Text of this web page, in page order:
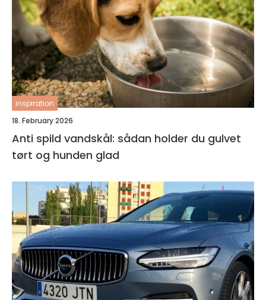
inspiration
18. February 2026
Anti spild vandskål: sådan holder du gulvet
tørt og hunden glad